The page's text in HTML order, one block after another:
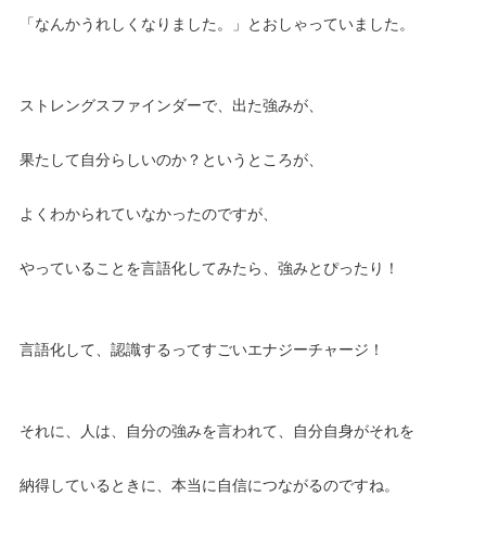
「なんかうれしくなりました。」とおしゃっていました。
ストレングスファインダーで、出た強みが、
果たして自分らしいのか？というところが、
よくわかられていなかったのですが、
やっていることを言語化してみたら、強みとぴったり！
言語化して、認識するってすごいエナジーチャージ！
それに、人は、自分の強みを言われて、自分自身がそれを
納得しているときに、本当に自信につながるのですね。